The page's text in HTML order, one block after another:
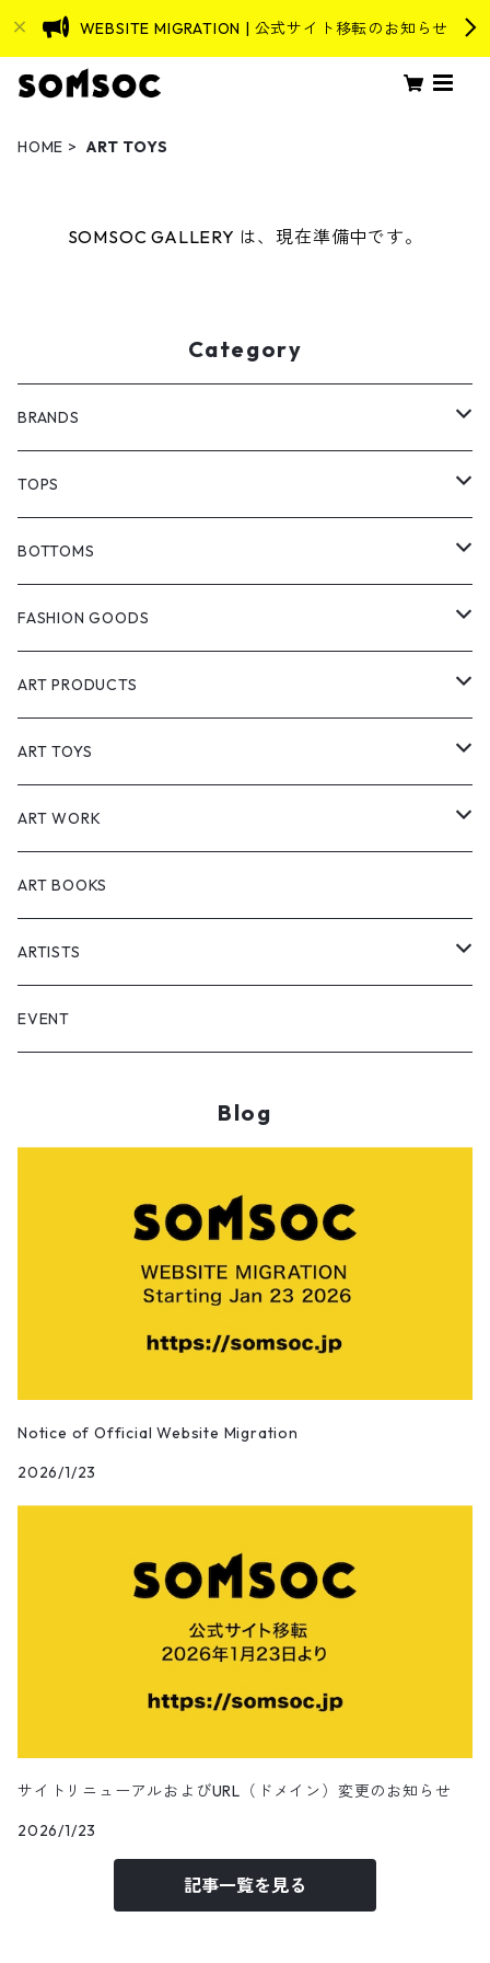
WEBSITE MIGRATION | 公式サイト移転のお知らせ
HOME ART TOYS
SOMSOC GALLERY は、現在準備中です。
Category
BRANDS
ASEVENORIGIN
GCORES INDUSTRIES
PlayStation
Cyberpunk 2077 & Edgerunners
SOMSOCGALLERY
Creasidence
Starforged
Meguri
TOPS
T-shirts
Jackets
Shirt
Vest
Polo shirt
Hoodies
Workwear
BOTTOMS
Pants
Short pants
FASHION GOODS
Hat
Accessories
Bag
Socks
ART PRODUCTS
Interior
Lifestyle
Postcards
ART TOYS
Sofvi
Figure
ART WORK
Painting
Prints
Installation
Calligraphy works
Photographic works
Digital Artworks
Bamboo Artworks
ART BOOKS
ARTISTS
Dian/静電場朔
OSAMU SATO/佐藤理
Maywa Denki/明和電機
Sun Yibing/孫一氷
田辺美那子
EVENT
Blog
Notice of Official Website Migration
2026/1/23
サイトリニューアルおよびURL（ドメイン）変更のお知らせ
2026/1/23
記事一覧を見る